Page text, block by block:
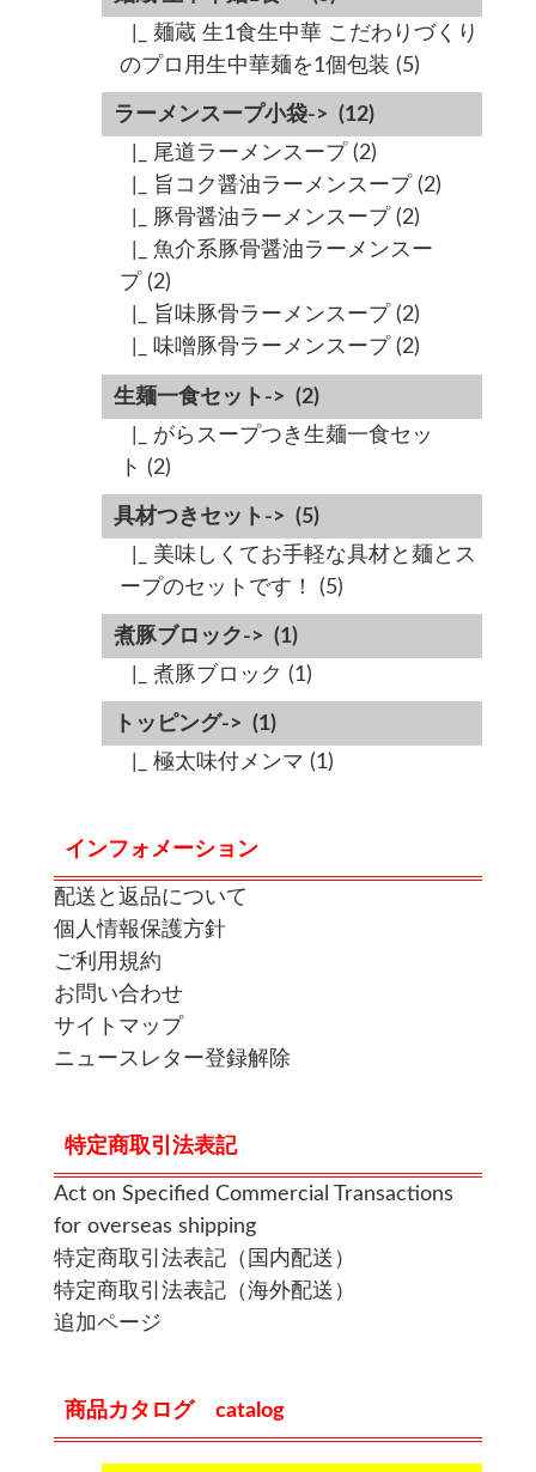
|_ 麺蔵 生1食生中華 こだわりづくり
のプロ用生中華麺を1個包装 (5)
ラーメンスープ小袋-> (12)
|_ 尾道ラーメンスープ(2)
|_ 旨コク醤油ラーメンスープ(2)
|_ 豚骨醤油ラーメンスープ(2)
|_ 魚介系豚骨醤油ラーメンスー
プ(2)
|_ 旨味豚骨ラーメンスープ(2)
|_ 味噌豚骨ラーメンスープ(2)
生麺一食セット-> (2)
|_ がらスープつき生麺一食セッ
ト (2)
具材つきセット-> (5)
|_ 美味しくてお手軽な具材と麺とス
ープのセットです！
(5)
煮豚ブロック-> (1)
|_ 煮豚ブロック (1)
トッピング-> (1)
|_ 極太味付メンマ (1)
インフォメーション
配送と返品について
個人情報保護方針
ご利用規約
お問い合わせ
サイトマップ
ニュースレター登録解除
特定商取引法表記
Act on Specified Commercial Transactions
for overseas shipping
特定商取引法表記（国内配送）
特定商取引法表記（海外配送）
追加ページ
商品カタログ catalog